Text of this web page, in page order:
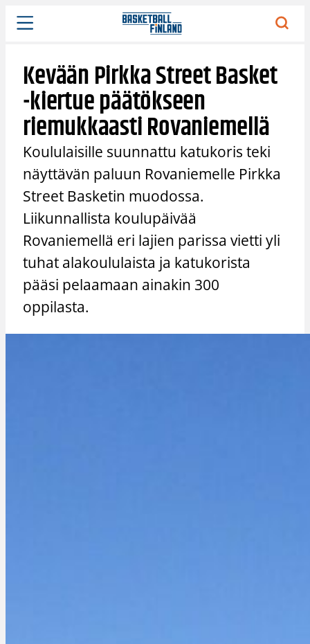
Siirry
sisältöön
Kevään Pirkka Street Basket
-kiertue päätökseen
riemukkaasti Rovaniemellä
Koululaisille suunnattu katukoris teki
näyttävän paluun Rovaniemelle Pirkka
Street Basketin muodossa.
Liikunnallista koulupäivää
Rovaniemellä eri lajien parissa vietti yli
tuhat alakoululaista ja katukorista
pääsi pelaamaan ainakin 300
oppilasta.